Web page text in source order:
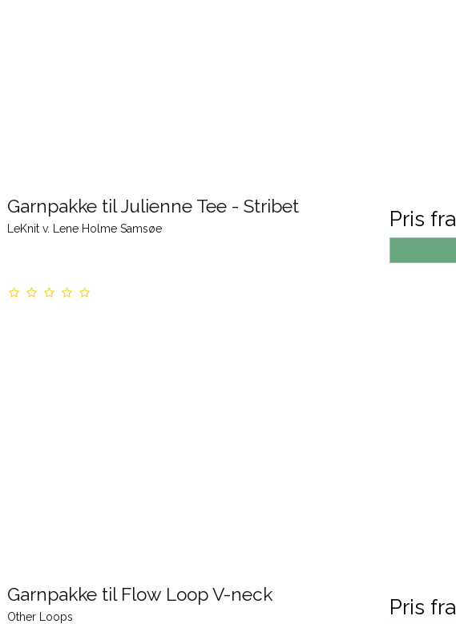
Garnpakke til Julienne Tee - Stribet
LeKnit v. Lene Holme Samsøe Pris fra
Garnpakke til Flow Loop V-neck
Other Loops Pris fra